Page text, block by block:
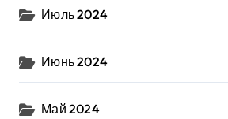
Июль 2024
Июнь 2024
Май 2024